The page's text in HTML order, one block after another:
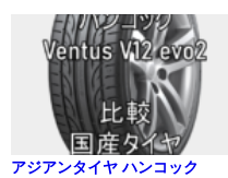
アジアンタイヤ ハンコック